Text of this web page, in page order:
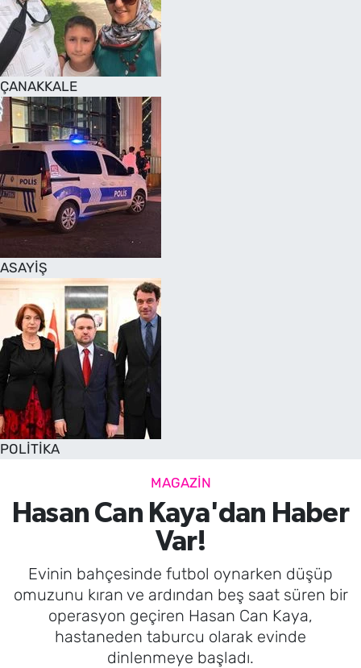
ÇANAKKALE
ASAYİŞ
POLİTİKA
MAGAZİN
Hasan Can Kaya'dan Haber
Var!
Evinin bahçesinde futbol oynarken düşüp
omuzunu kıran ve ardından beş saat süren bir
operasyon geçiren Hasan Can Kaya,
hastaneden taburcu olarak evinde
dinlenmeye başladı.
SAĞLIK
TV REHBERİ